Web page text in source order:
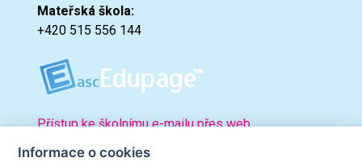
Informace o cookies
Mateřská škola:
+420 515 556 144
Přístup ke školnímu e-mailu přes web.